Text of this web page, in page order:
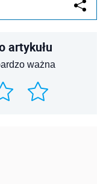
artykułu
ważna